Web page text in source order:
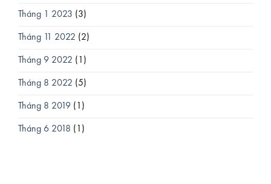
Tháng 1 2023 (3)
Tháng 11 2022 (2)
Tháng 9 2022 (1)
Tháng 8 2022 (5)
Tháng 8 2019 (1)
Tháng 6 2018 (1)